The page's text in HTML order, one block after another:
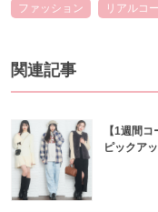
ファッション リアルコ
関連記事
【1週間
ピックア